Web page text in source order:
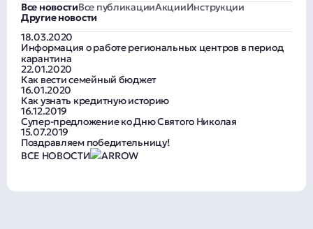
Все новостиВсе публикацииАкцииИнструкции
Другие новости
18.03.2020
Информация о работе региональных центров в период
карантина
22.01.2020
Как вести семейный бюджет
16.01.2020
Как узнать кредитную историю
16.12.2019
Супер-предложение ко Дню Святого Николая
15.07.2019
Поздравляем победительницу!
ВСЕ НОВОСТИ